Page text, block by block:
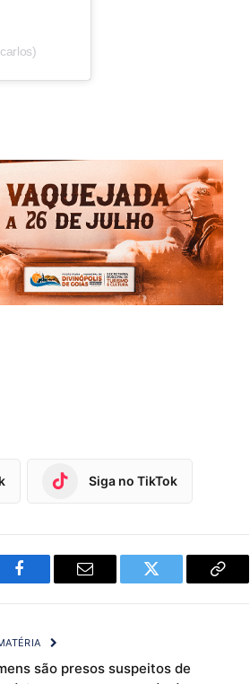
Siga no TikTok
Facebook Email Twitter
Copy
são presos suspeitos de